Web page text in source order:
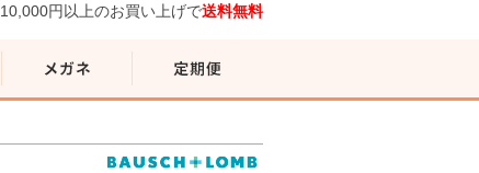
10,000円以上のお買い上げで送料無料